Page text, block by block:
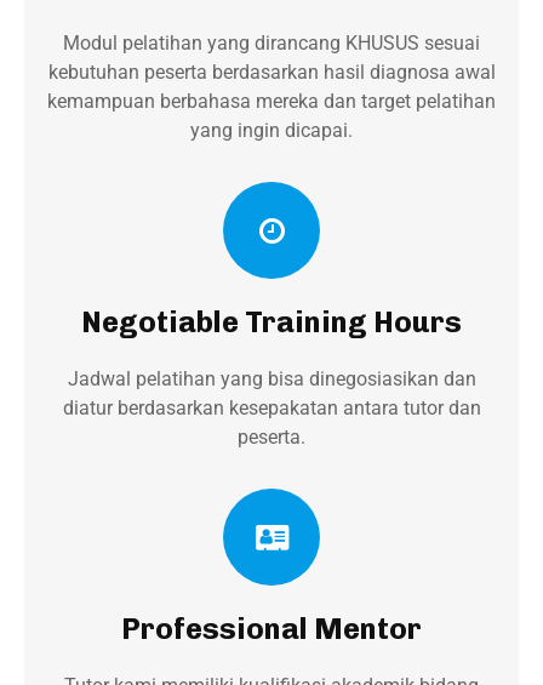
Modul pelatihan yang dirancang KHUSUS sesuai
kebutuhan peserta berdasarkan hasil diagnosa awal
kemampuan berbahasa mereka dan target pelatihan
yang ingin dicapai.
Negotiable Training Hours
Jadwal pelatihan yang bisa dinegosiasikan dan
diatur berdasarkan kesepakatan antara tutor dan
peserta.
Professional Mentor